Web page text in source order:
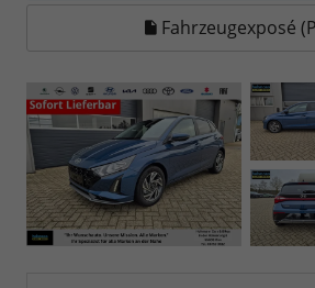
Fahrzeugexposé